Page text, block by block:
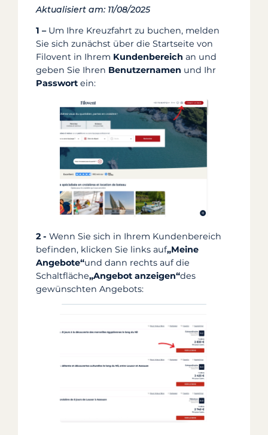
Aktualisiert am: 11/08/2025
1 –Um Ihre Kreuzfahrt zu buchen, melden
Sie sich zunächst über die Startseite von
Filovent in Ihrem Kundenbereich an und
geben Sie Ihren Benutzernamen und Ihr
Passwort ein:
2 - Wenn Sie sich in Ihrem Kundenbereich
befinden, klicken Sie links auf„Meine
Angebote“und dann rechts auf die
Schaltfläche„Angebot anzeigen“des
gewünschten Angebots: